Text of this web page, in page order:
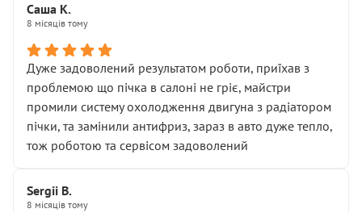
Саша К.
8 місяців тому
Дуже задоволений результатом роботи, приїхав з
проблемою що пічка в салоні не гріє, майстри
промили систему охолодження двигуна з радіатором
пічки, та замінили антифриз, зараз в авто дуже тепло,
тож роботою та сервісом задоволений
Sergii B.
8 місяців тому